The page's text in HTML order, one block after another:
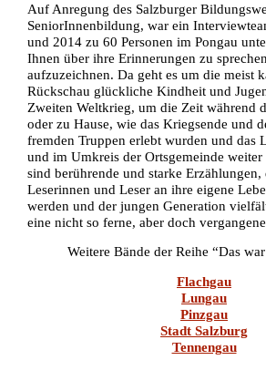
Auf Anregung des Salzburger
SeniorInnenbildung, war ein
und 2014 zu 60 Personen im Pongau
Ihnen über ihre Erinnerungen zu
aufzuzeichnen. Da geht es um die meist
Rückschau glückliche Kindheit und
Zweiten Weltkrieg, um die Zeit während
oder zu Hause, wie das Kriegsende und
fremden Truppen erlebt wurden und das
und im Umkreis der Ortsgemeinde weiter
sind berührende und starke Erzählungen,
Leserinnen und Leser an ihre eigene
werden und der jungen Generation
eine nicht so ferne, aber doch
Weitere Bände der Reihe “Das
Flachgau
Lungau
Pinzgau
Stadt Salzburg
Tennengau